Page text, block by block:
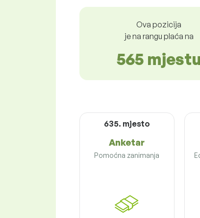
Ova pozicija
je na rangu plaća na
565 mjestu
635. mjesto
Anketar
Pomoćna zanimanja